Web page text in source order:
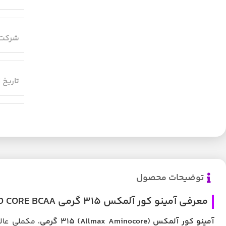
توضیحات محصول
معرفی آمینو کور آلمکس 315 گرمی ALLMAX AMINO CORE BCAA
آمینو کور آلمکس (Allmax Aminocore) ۳۱۵ گرمی ، مکملی